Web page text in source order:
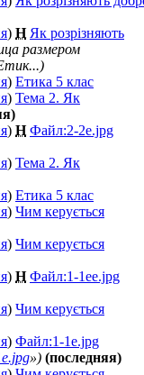
) Н Як розрізняють
размером
) Етика 5 клас
) Тема 2. Як
) Н Файл:2-2e.jpg
) Тема 2. Як
) Етика 5 клас
) Чим керується
) Чим керується
) Н Файл:1-1ee.jpg
) Чим керується
) Файл:1-1e.jpg
») (последняя)